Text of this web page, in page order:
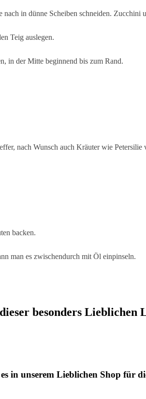
in dünne Scheiben schneiden.
Teig auslegen.
in der Mitte beginnend bis zum Rand.
nach Wunsch auch Kräuter wie
backen.
man es zwischendurch mit Öl einpinseln.
besonders Lieblichen
in unserem Lieblichen Shop für